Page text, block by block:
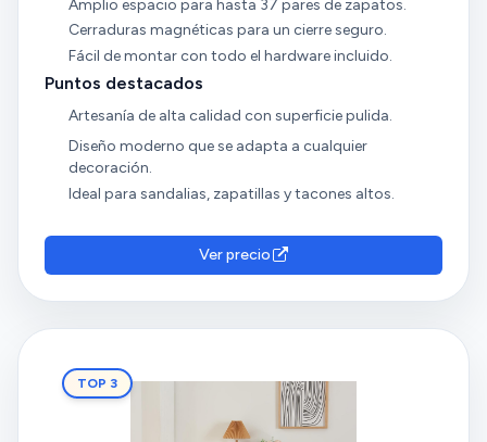
Amplio espacio para hasta 37 pares de zapatos.
Cerraduras magnéticas para un cierre seguro.
Fácil de montar con todo el hardware incluido.
Puntos destacados
Artesanía de alta calidad con superficie pulida.
Diseño moderno que se adapta a cualquier
decoración.
Ideal para sandalias, zapatillas y tacones altos.
Ver precio
TOP 3